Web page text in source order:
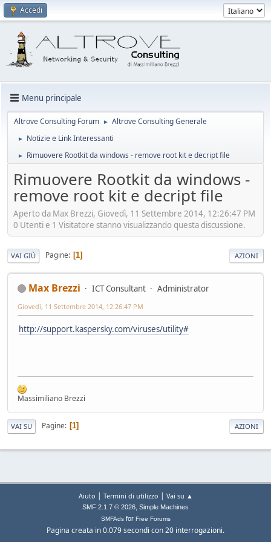
Accedi
Menu principale
Altrove Consulting Forum ► Altrove Consulting Generale
► Notizie e Link Interessanti
► Rimuovere Rootkit da windows - remove root kit e decript file
Rimuovere Rootkit da windows -
remove root kit e decript file
Aperto da Max Brezzi, Giovedì, 11 Settembre 2014, 12:26:47 PM
0 Utenti e 1 Visitatore stanno visualizzando questa discussione.
VAI GIÙ Pagine 1 AZIONI
Max Brezzi ICT Consultant Administrator
Giovedì, 11 Settembre 2014, 12:26:47 PM
http://support.kaspersky.com/viruses/utility#
Massimiliano Brezzi
VAI SU Pagine 1 AZIONI
Aiuto | Termini di utilizzo | Vai su ▲
SMF 2.1.7 © 2026, Simple Machines
SMFAdsfor Free Forums
Pagina creata in 0.079 secondi con 20 interrogazioni.